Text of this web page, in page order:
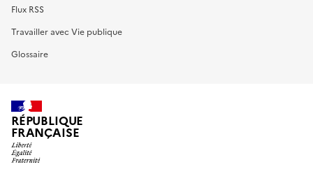
Flux RSS
Travailler avec Vie publique
Glossaire
RÉPUBLIQUE
FRANÇAISE